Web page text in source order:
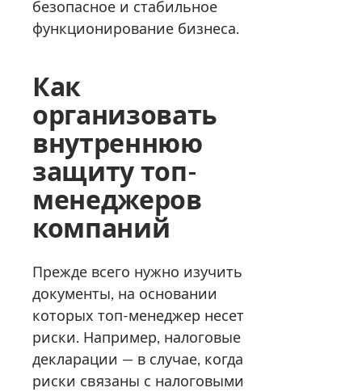
безопасное и стабильное
функционирование бизнеса.
Как
организовать
внутреннюю
защиту топ-
менеджеров
компаний
Прежде всего нужно изучить
документы, на основании
которых топ-менеджер несет
риски. Например, налоговые
декларации — в случае, когда
риски связаны с налоговыми